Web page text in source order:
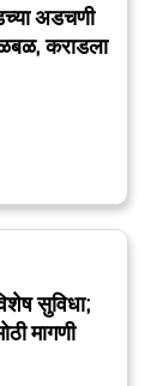
अडचणी
कराडला
सुविधा;
मागणी